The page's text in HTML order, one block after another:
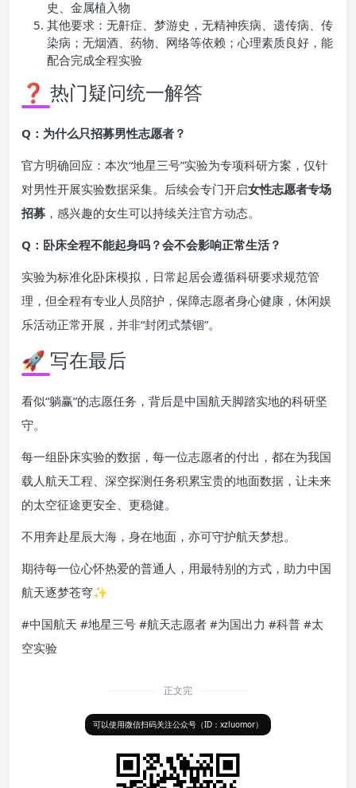
史、金属植入物
其他要求：无鼾症、梦游史，无精神疾病、遗传病、传
染病；无烟酒、药物、网络等依赖；心理素质良好，能
配合完成全程实验
❓ 热门疑问统一解答
Q：为什么只招募男性志愿者？
官方明确回应：本次“地星三号”实验为专项科研方案，仅针
对男性开展实验数据采集。后续会专门开启女性志愿者专场
招募 ，感兴趣的女生可以持续关注官方动态。
Q：卧床全程不能起身吗？会不会影响正常生活？
实验为标准化卧床模拟，日常起居会遵循科研要求规范管
理，但全程有专业人员陪护，保障志愿者身心健康，休闲娱
乐活动正常开展，并非“封闭式禁锢”。
🚀 写在最后
看似“躺赢”的志愿任务，背后是中国航天脚踏实地的科研坚
守。
每一组卧床实验的数据，每一位志愿者的付出，都在为我国
载人航天工程、深空探测任务积累宝贵的地面数据，让未来
的太空征途更安全、更稳健。
不用奔赴星辰大海，身在地面，亦可守护航天梦想。
期待每一位心怀热爱的普通人，用最特别的方式，助力中国
航天逐梦苍穹✨
#中国航天 #地星三号 #航天志愿者 #为国出力 #科普 #太
空实验
正文完
可以使用微信扫码关注公众号（ID：xzluomor）